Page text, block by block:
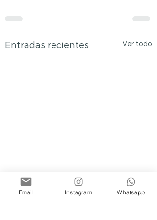
Entradas recientes Ver todo
Email Instagram Whatsapp